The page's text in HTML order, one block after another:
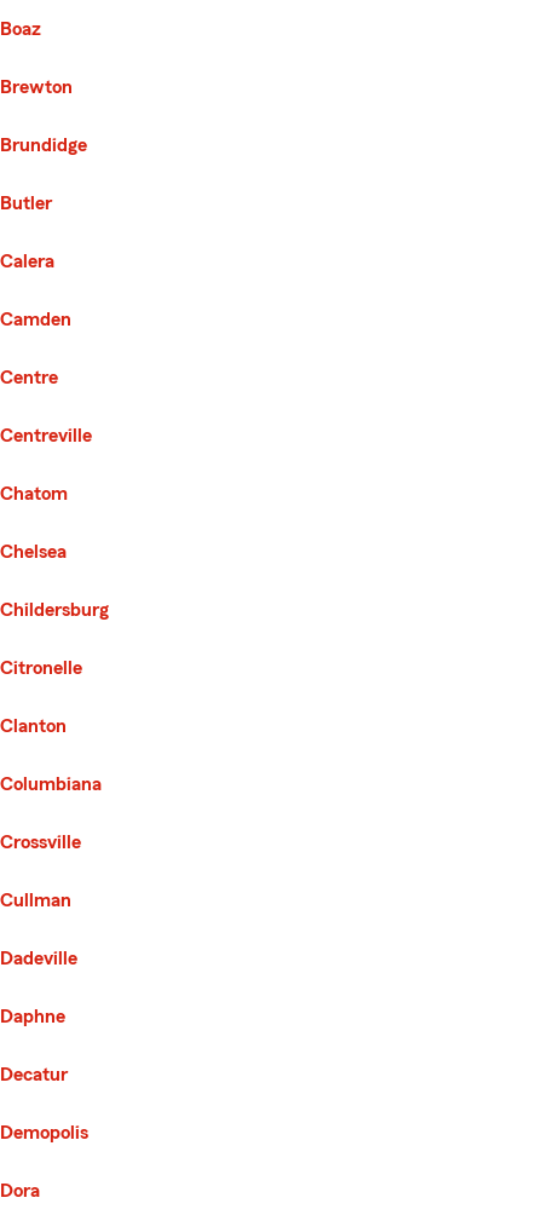
Boaz
Brewton
Brundidge
Butler
Calera
Camden
Centre
Centreville
Chatom
Chelsea
Childersburg
Citronelle
Clanton
Columbiana
Crossville
Cullman
Dadeville
Daphne
Decatur
Demopolis
Dora